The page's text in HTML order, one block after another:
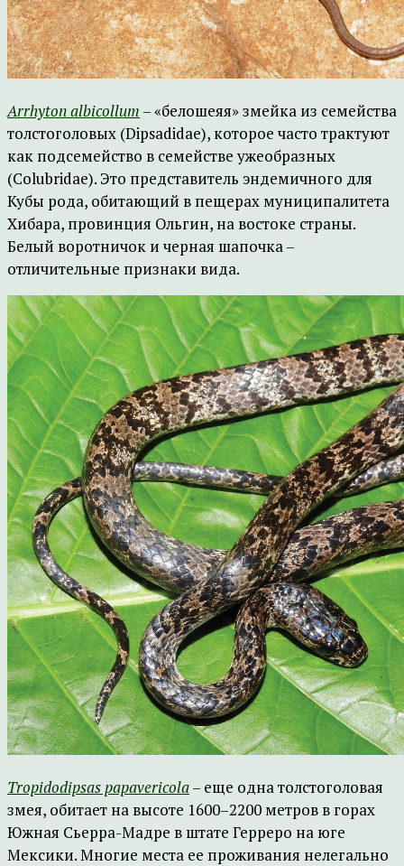
Arrhyton albicollum – «белошеяя» змейка из семейства
толстоголовых (Dipsadidae), которое часто трактуют
как подсемейство в семействе ужеобразных
(Colubridae). Это представитель эндемичного для
Кубы рода, обитающий в пещерах муниципалитета
Хибара, провинция Ольгин, на востоке страны.
Белый воротничок и черная шапочка –
отличительные признаки вида.
Tropidodipsas papavericola– еще одна толстоголовая
змея, обитает на высоте 1600–2200 метров в горах
Южная Сьерра-Мадре в штате Герреро на юге
Мексики. Многие места ее проживания нелегально